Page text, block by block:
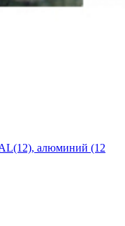
алюминий (12